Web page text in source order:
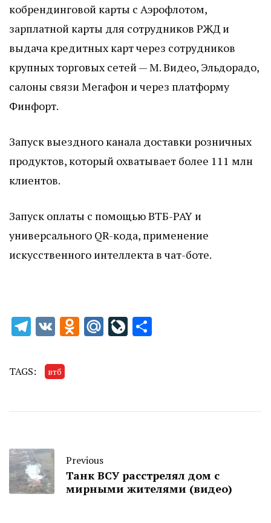
кобрендинговой карты с Аэрофлотом,
зарплатной карты для сотрудников РЖД и
выдача кредитных карт через сотрудников
крупных торговых сетей — М. Видео, Эльдорадо,
салоны связи Мегафон и через платформу
Финфорт.
Запуск выездного канала доставки розничных
продуктов, который охватывает более 111 млн
клиентов.
Запуск оплаты с помощью ВТБ-PAY и
универсального QR-кода, применение
искусственного интеллекта в чат-боте.
Telegram
VKOdnoklassniki
Mail.RuLiveJournal
TAGS: втб
Previous
Танк ВСУ расстрелял дом с
мирными жителями (видео)